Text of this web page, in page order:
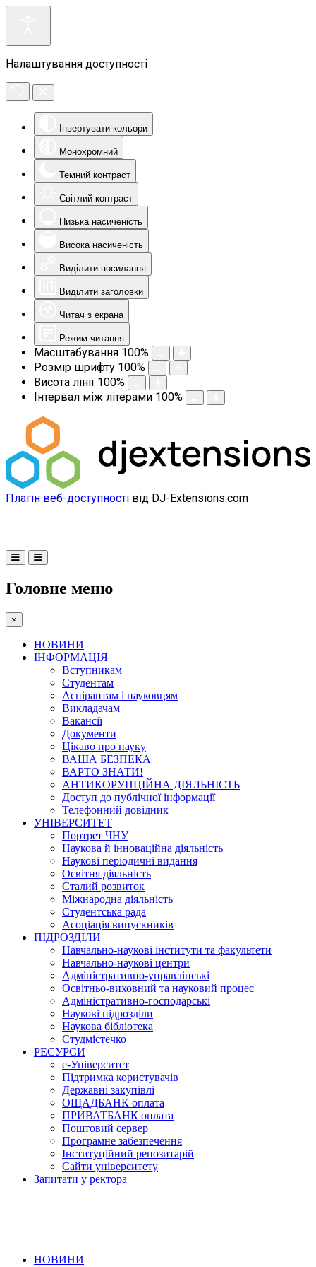
Налаштування доступності
Інвертувати кольори
Монохромний
Темний контраст
Світлий контраст
Низька насиченість
Висока насиченість
Виділити посилання
Виділити заголовки
Читач з екрана
Режим читання
Масштабування 100%
Розмір шрифту 100%
Висота лінії 100%
Інтервал між літерами 100%
Плагін веб-доступності від DJ-Extensions.com
Головне меню
×
НОВИНИ
ІНФОРМАЦІЯ
Вступникам
Студентам
Аспірантам і науковцям
Викладачам
Вакансії
Документи
Цікаво про науку
ВАША БЕЗПЕКА
ВАРТО ЗНАТИ!
АНТИКОРУПЦІЙНА ДІЯЛЬНІСТЬ
Доступ до публічної інформації
Телефонний довідник
УНІВЕРСИТЕТ
Портрет ЧНУ
Наукова й інноваційна діяльність
Наукові періодичні видання
Освітня діяльність
Сталий розвиток
Міжнародна діяльність
Студентська рада
Асоціація випускників
ПІДРОЗДІЛИ
Навчально-наукові інститути та факультети
Навчально-наукові центри
Адміністративно-управлінські
Освітньо-виховний та науковий процес
Адміністративно-господарські
Наукові підрозділи
Наукова бібліотека
Студмістечко
РЕСУРСИ
е-Університет
Підтримка користувачів
Державні закупівлі
ОЩАДБАНК оплата
ПРИВАТБАНК оплата
Поштовий сервер
Програмне забезпечення
Інституційний репозитарій
Сайти університету
Запитати у ректора
НОВИНИ